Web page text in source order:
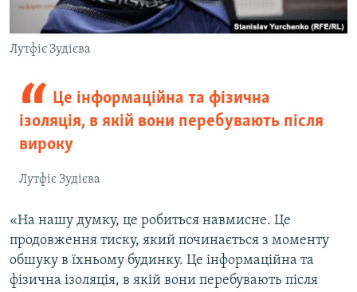
Лутфіє Зудієва
Це інформаційна та фізична
ізоляція, в якій вони перебувають після
вироку
Лутфіє Зудієва
«На нашу думку, це робиться навмисне. Це
продовження тиску, який починається з моменту
обшуку в їхньому будинку. Це інформаційна та
фізична ізоляція, в якій вони перебувають після